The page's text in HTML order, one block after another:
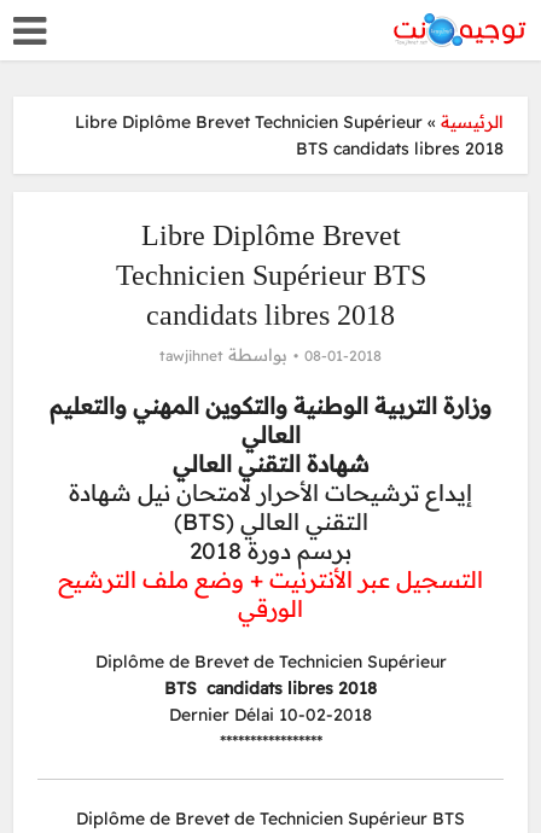
الرئيسية »
Libre Diplôme Brevet Technicien Supérieur
BTS candidats libres 2018
Libre Diplôme Brevet
Technicien Supérieur BTS
candidats libres 2018
08-01-2018 بواسطة tawjihnet
وزارة التربية الوطنية والتكوين المهني والتعليم
العالي
شهادة التقني العالي
إيداع ترشيحات الأحرار لامتحان نيل شهادة
التقني العالي (BTS)
برسم دورة 2018
التسجيل عبر الأنترنيت + وضع ملف الترشيح
الورقي
Diplôme de Brevet de Technicien Supérieur
BTS candidats libres 2018
Dernier Délai 10-02-2018
*****************
Diplôme de Brevet de Technicien Supérieur BTS